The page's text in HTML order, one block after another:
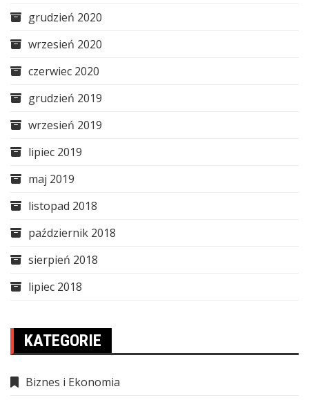
grudzień 2020
wrzesień 2020
czerwiec 2020
grudzień 2019
wrzesień 2019
lipiec 2019
maj 2019
listopad 2018
październik 2018
sierpień 2018
lipiec 2018
KATEGORIE
Biznes i Ekonomia